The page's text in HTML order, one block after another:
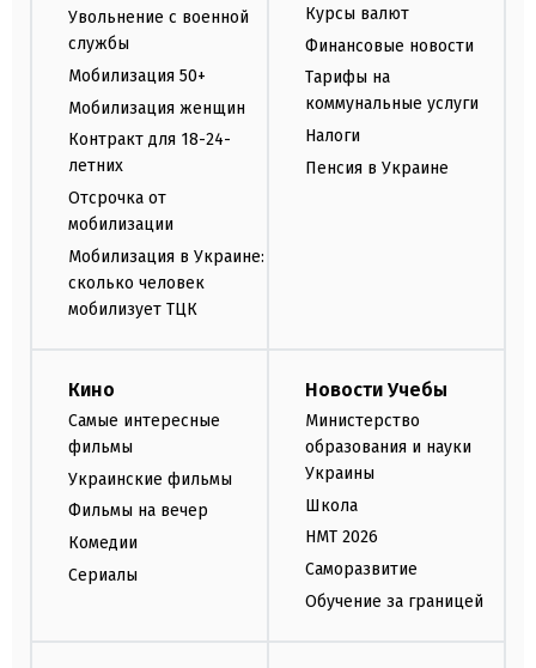
Увольнение с военной
службы
Мобилизация 50+
Мобилизация женщин
Контракт для 18-24-
летних
Отсрочка от
мобилизации
Мобилизация в Украине:
сколько человек
мобилизует ТЦК
Курсы валют
Финансовые новости
Тарифы на
коммунальные услуги
Налоги
Пенсия в Украине
Кино
Самые интересные
фильмы
Украинские фильмы
Фильмы на вечер
Комедии
Сериалы
Новости Учебы
Министерство
образования и науки
Украины
Школа
НМТ 2026
Саморазвитие
Обучение за границей